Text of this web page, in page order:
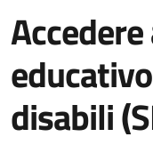
disabili